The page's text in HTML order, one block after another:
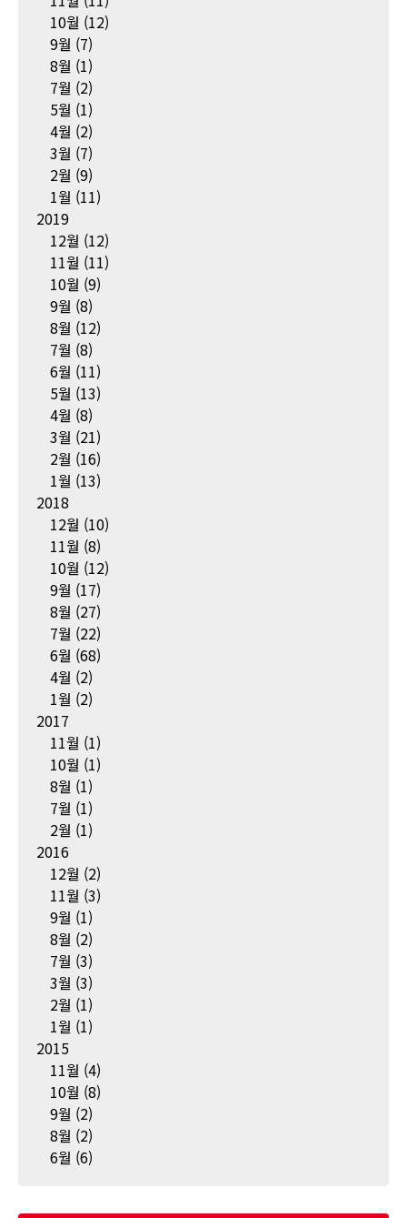
10월 (12)
9월 (7)
8월 (1)
7월 (2)
5월 (1)
4월 (2)
3월 (7)
2월 (9)
1월 (11)
2019
12월 (12)
11월 (11)
10월 (9)
9월 (8)
8월 (12)
7월 (8)
6월 (11)
5월 (13)
4월 (8)
3월 (21)
2월 (16)
1월 (13)
2018
12월 (10)
11월 (8)
10월 (12)
9월 (17)
8월 (27)
7월 (22)
6월 (68)
4월 (2)
1월 (2)
2017
11월 (1)
10월 (1)
8월 (1)
7월 (1)
2월 (1)
2016
12월 (2)
11월 (3)
9월 (1)
8월 (2)
7월 (3)
3월 (3)
2월 (1)
1월 (1)
2015
11월 (4)
10월 (8)
9월 (2)
8월 (2)
6월 (6)